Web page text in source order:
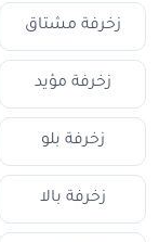
زخرفة مشتاق
زخرفة مؤيد
زخرفة بلو
زخرفة بالا